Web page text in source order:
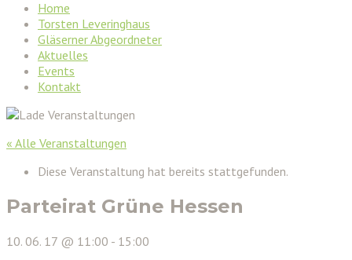
Home
Torsten Leveringhaus
Gläserner Abgeordneter
Aktuelles
Events
Kontakt
« Alle Veranstaltungen
Diese Veranstaltung hat bereits stattgefunden.
Parteirat Grüne Hessen
10. 06. 17 @ 11:00 - 15:00